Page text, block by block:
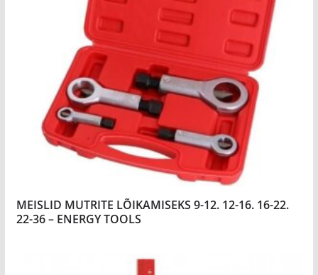
MEISLID MUTRITE LÕIKAMISEKS 9-12. 12-16. 16-22.
22-36 – ENERGY TOOLS